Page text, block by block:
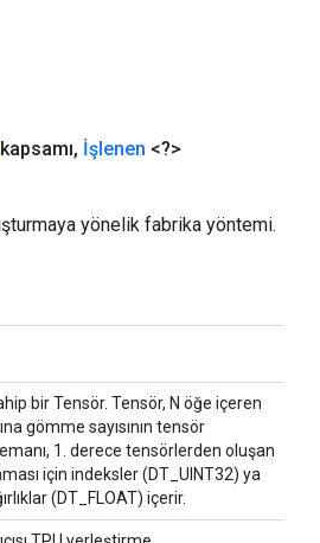
kapsamı, İşlenen <?>
yönelik fabrika yöntemi.
bir Tensör. Tensör, N öğe içeren
gömme sayısının tensör
1. derece tensörlerden oluşan
için indeksler (DT_UINT32) ya
(DT_FLOAT) içerir.